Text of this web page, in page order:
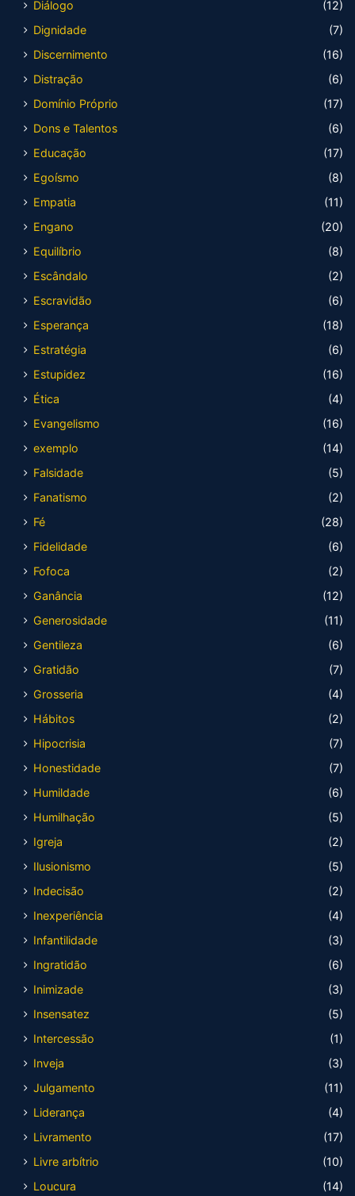
Diálogo
(12)
Dignidade
(7)
Discernimento
(16)
Distração
(6)
Domínio Próprio
(17)
Dons e Talentos
(6)
Educação
(17)
Egoísmo
(8)
Empatia
(11)
Engano
(20)
Equilíbrio
(8)
Escândalo
(2)
Escravidão
(6)
Esperança
(18)
Estratégia
(6)
Estupidez
(16)
Ética
(4)
Evangelismo
(16)
exemplo
(14)
Falsidade
(5)
Fanatismo
(2)
Fé
(28)
Fidelidade
(6)
Fofoca
(2)
Ganância
(12)
Generosidade
(11)
Gentileza
(6)
Gratidão
(7)
Grosseria
(4)
Hábitos
(2)
Hipocrisia
(7)
Honestidade
(7)
Humildade
(6)
Humilhação
(5)
Igreja
(2)
Ilusionismo
(5)
Indecisão
(2)
Inexperiência
(4)
Infantilidade
(3)
Ingratidão
(6)
Inimizade
(3)
Insensatez
(5)
Intercessão
(1)
Inveja
(3)
Julgamento
(11)
Liderança
(4)
Livramento
(17)
Livre arbítrio
(10)
Loucura
(14)